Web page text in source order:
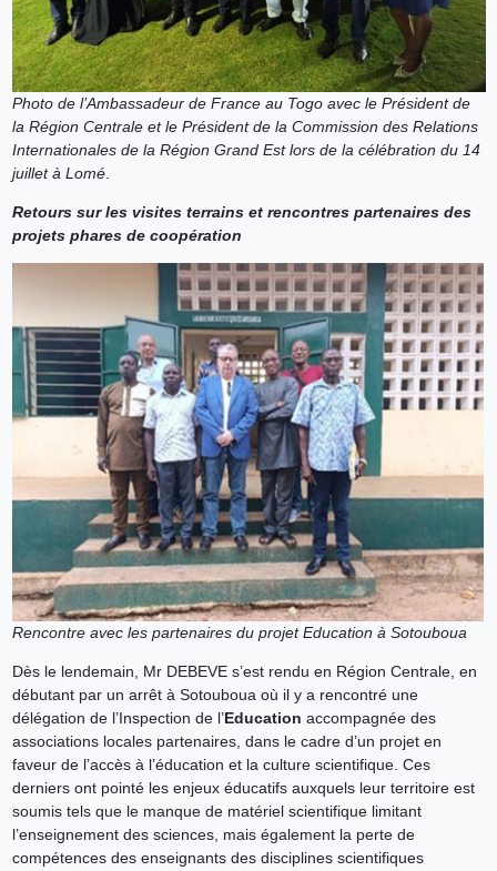
Photo de l’Ambassadeur de France au Togo avec le Président de
la Région Centrale et le Président de la Commission des Relations
Internationales de la Région Grand Est lors de la célébration du 14
juillet à Lomé.
Retours sur les visites terrains et rencontres partenaires des
projets phares de coopération
Rencontre avec les partenaires du projet Education à Sotouboua
Dès le lendemain, Mr DEBEVE s’est rendu en Région Centrale, en
débutant par un arrêt à Sotouboua où il y a rencontré une
délégation de l’Inspection de l’Education accompagnée des
associations locales partenaires, dans le cadre d’un projet en
faveur de l’accès à l’éducation et la culture scientifique. Ces
derniers ont pointé les enjeux éducatifs auxquels leur territoire est
soumis tels que le manque de matériel scientifique limitant
l’enseignement des sciences, mais également la perte de
compétences des enseignants des disciplines scientifiques